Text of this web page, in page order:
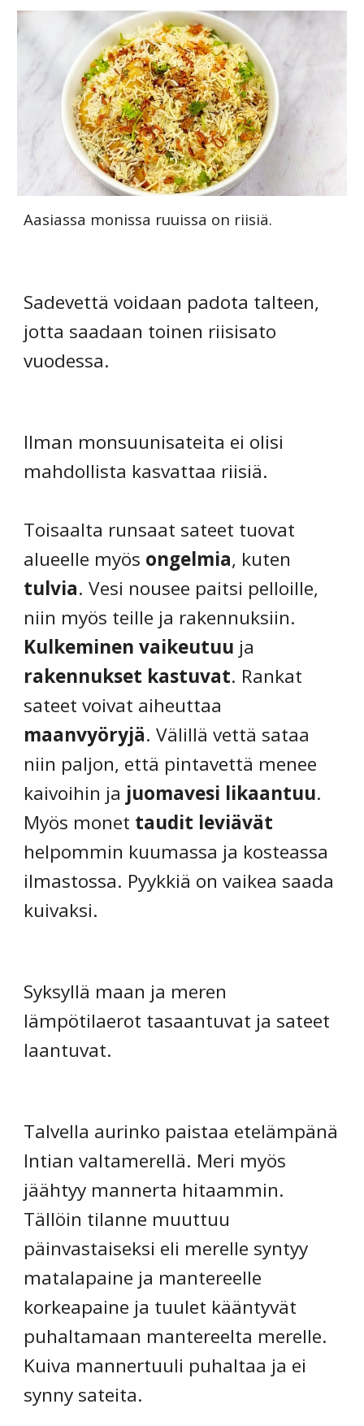
Aasiassa monissa ruuissa on riisiä.
Sadevettä voidaan padota talteen,
jotta saadaan toinen riisisato
vuodessa.
Ilman monsuunisateita ei olisi
mahdollista kasvattaa riisiä.
Toisaalta runsaat sateet tuovat
alueelle myös ongelmia, kuten
tulvia. Vesi nousee paitsi pelloille,
niin myös teille ja rakennuksiin.
Kulkeminen vaikeutuu ja
rakennukset kastuvat. Rankat
sateet voivat aiheuttaa
maanvyöryjä. Välillä vettä sataa
niin paljon, että pintavettä menee
kaivoihin ja juomavesi likaantuu.
Myös monet taudit leviävät
helpommin kuumassa ja kosteassa
ilmastossa. Pyykkiä on vaikea saada
kuivaksi.
Syksyllä maan ja meren
lämpötilaerot tasaantuvat ja sateet
laantuvat.
Talvella aurinko paistaa etelämpänä
Intian valtamerellä. Meri myös
jäähtyy mannerta hitaammin.
Tällöin tilanne muuttuu
päinvastaiseksi eli merelle syntyy
matalapaine ja mantereelle
korkeapaine ja tuulet kääntyvät
puhaltamaan mantereelta merelle.
Kuiva mannertuuli puhaltaa ja ei
synny sateita.